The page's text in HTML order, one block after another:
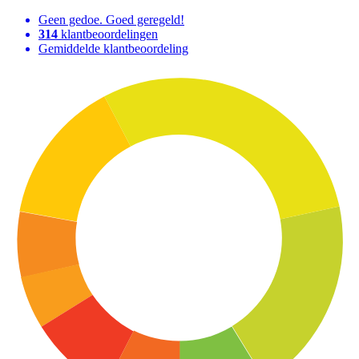
Geen gedoe. Goed geregeld!
314 klantbeoordelingen
Gemiddelde klantbeoordeling